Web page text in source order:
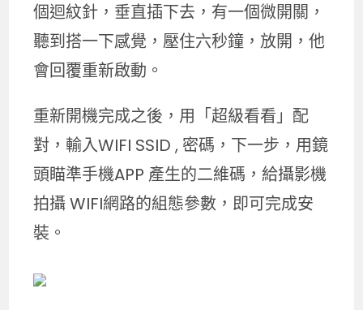
個迴紋針，垂直插下去，有一個微開關，
聽到搭一下感覺，壓住六秒鐘，放開，他
會回覆重新啟動。
重新開機完成之後，用「超級看看」配
對，輸入WIFI SSID , 密碼，下一步，用鏡
頭瞄準手機APP 產生的二維碼，給攝影機
拍攝 WIFI網路的組態參數，即可完成安
裝。